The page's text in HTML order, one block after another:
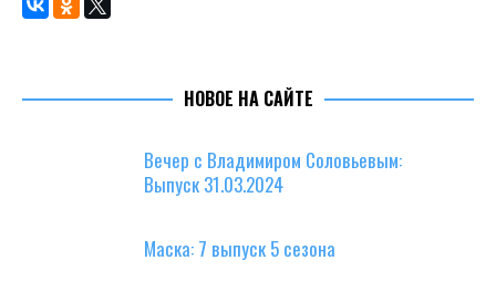
НОВОЕ НА САЙТЕ
Вечер с Владимиром Соловьевым:
Выпуск 31.03.2024
Маска: 7 выпуск 5 сезона